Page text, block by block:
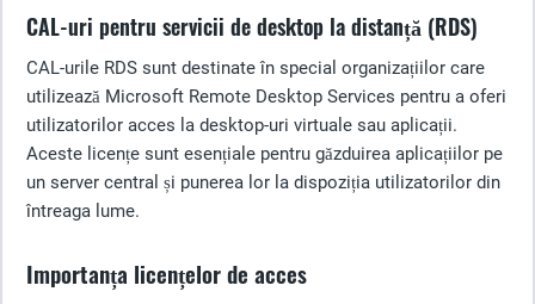
CAL-uri pentru servicii de desktop la distanță (RDS)
CAL-urile RDS sunt destinate în special organizațiilor care
utilizează Microsoft Remote Desktop Services pentru a oferi
utilizatorilor acces la desktop-uri virtuale sau aplicații.
Aceste licențe sunt esențiale pentru găzduirea aplicațiilor pe
un server central și punerea lor la dispoziția utilizatorilor din
întreaga lume.
Importanța licențelor de acces